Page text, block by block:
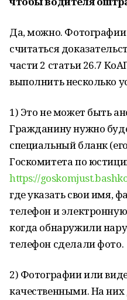
Да, можно.
считаться
части 2 статьи 26.7
выполнить несколько
1) Это не может быть
Гражданину нужно
специальный бланк
Госкомитета по
https://
где указать свои имя,
телефон и
когда обнаружили
телефон сделали фото.
2) Фотографии или
качественными. На